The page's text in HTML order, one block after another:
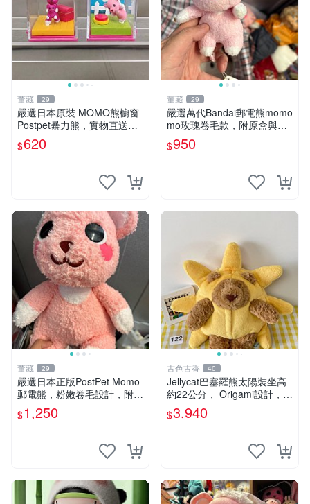
董藏 29
嚴選日本原裝 MOMO熊櫥窗
Postpet暴力熊，實物直送新
臺灣。MOMO熊 暴力熊 熊貓
櫥窗
$620
董藏 29
嚴選萬代Bandai郵電熊momo
mo玫瑰卷毛款，附原盒與吊
牌，粉嫩可愛入手即柔軟～
玫瑰卷毛 郵電熊 正品
$950
董藏 29
嚴選日本正版PostPet Momo
郵電熊，粉嫩卷毛設計，附原
裝包裝與吊牌，超Recomme
nded收藏品 1095 玩偶 包裝
$1,250
古色古香 40
Jellycat巴塞羅熊太陽裝坐高
約22公分， Origami設計，來
自越南。嚴選 Recommendat
ion！巴塞羅、 Origami熊、J
$3,940